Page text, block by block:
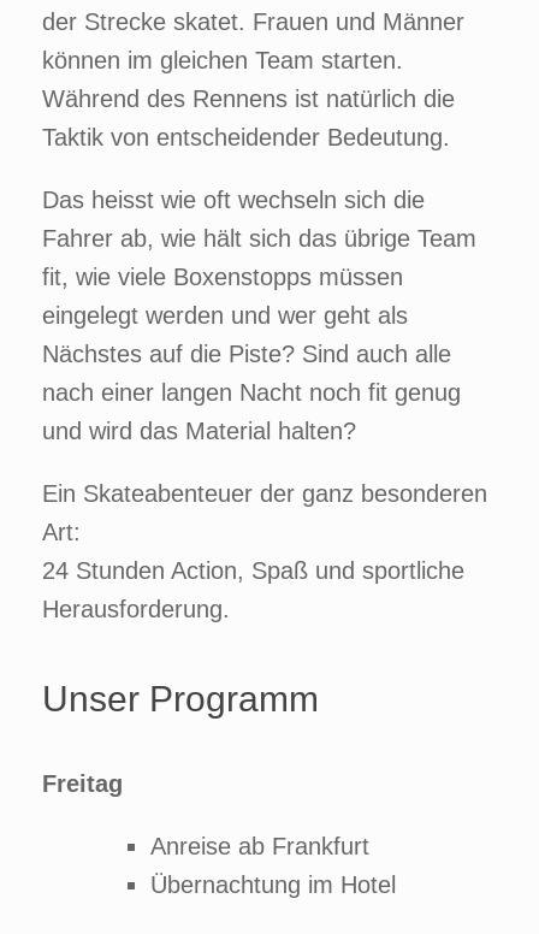
der Strecke skatet. Frauen und Männer
können im gleichen Team starten.
Während des Rennens ist natürlich die
Taktik von entscheidender Bedeutung.
Das heisst wie oft wechseln sich die
Fahrer ab, wie hält sich das übrige Team
fit, wie viele Boxenstopps müssen
eingelegt werden und wer geht als
Nächstes auf die Piste? Sind auch alle
nach einer langen Nacht noch fit genug
und wird das Material halten?
Ein Skateabenteuer der ganz besonderen
Art:
24 Stunden Action, Spaß und sportliche
Herausforderung.
Unser Programm
Freitag
Anreise ab Frankfurt
Übernachtung im Hotel